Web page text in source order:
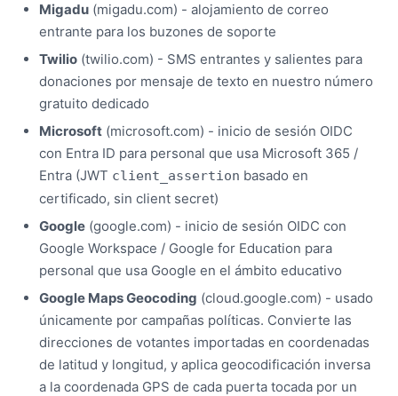
Migadu (migadu.com) - alojamiento de correo
entrante para los buzones de soporte
Twilio (twilio.com) - SMS entrantes y salientes para
donaciones por mensaje de texto en nuestro número
gratuito dedicado
Microsoft (microsoft.com) - inicio de sesión OIDC
con Entra ID para personal que usa Microsoft 365 /
Entra (JWT client_assertion basado en
certificado, sin client secret)
Google (google.com) - inicio de sesión OIDC con
Google Workspace / Google for Education para
personal que usa Google en el ámbito educativo
Google Maps Geocoding (cloud.google.com) - usado
únicamente por campañas políticas. Convierte las
direcciones de votantes importadas en coordenadas
de latitud y longitud, y aplica geocodificación inversa
a la coordenada GPS de cada puerta tocada por un